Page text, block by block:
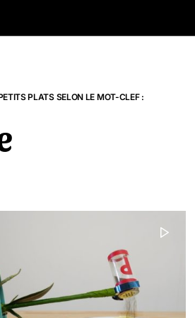
PLATS SELON LE MOT-CLEF :